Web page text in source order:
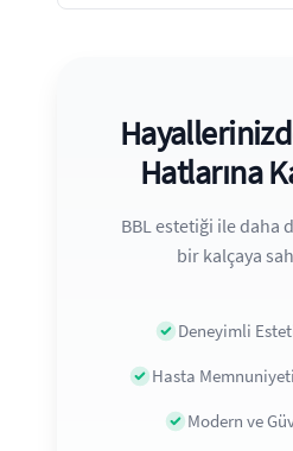
Hatlarına
BBL estetiği ile daha
bir kalçaya
Deneyimli
Hasta
Modern ve